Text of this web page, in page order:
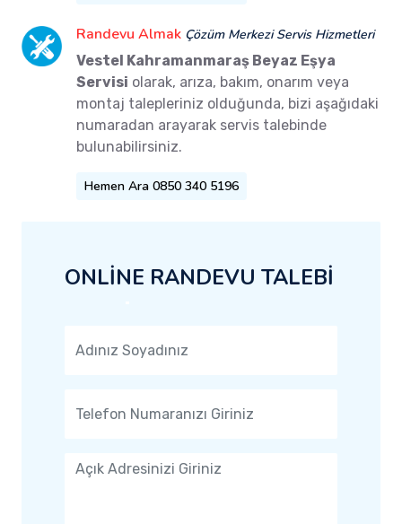
Randevu Almak Çözüm Merkezi Servis Hizmetleri
Vestel Kahramanmaraş Beyaz Eşya
Servisi olarak, arıza, bakım, onarım veya
montaj talepleriniz olduğunda, bizi aşağıdaki
numaradan arayarak servis talebinde
bulunabilirsiniz.
Hemen Ara 0850 340 5196
ONLİNE RANDEVU TALEBİ